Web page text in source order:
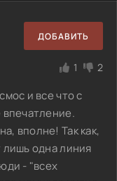
ДОБАВИТЬ
1 2
и все что с
впечатление.
вполне! Так как,
одна линия
- "всех